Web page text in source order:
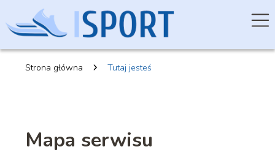
Strona główna Tutaj jesteś
Mapa serwisu